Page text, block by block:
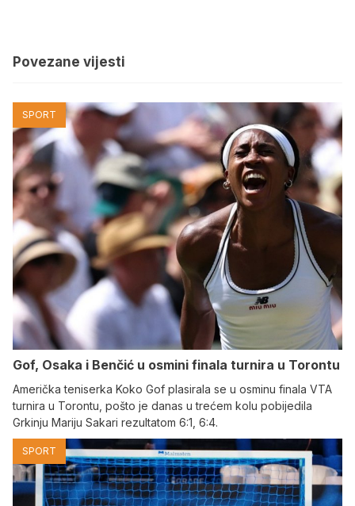
Povezane vijesti
SPORT
Gof, Osaka i Benčić u osmini finala turnira u Torontu
Američka teniserka Koko Gof plasirala se u osminu finala VTA
turnira u Torontu, pošto je danas u trećem kolu pobijedila
Grkinju Mariju Sakari rezultatom 6:1, 6:4.
SPORT